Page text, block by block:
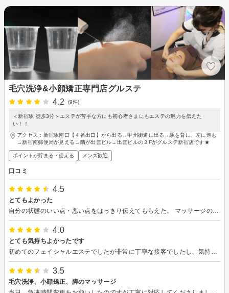
毛穴洗浄&小顔矯正専門店グルステ
4.2
(9件)
＜新宿駅 徒歩3分＞エステが苦手な方にも初心者さまにもエステの魅力を伝えた
い！！
アクセス：新宿駅南口【４番出口】から出る→甲州街道に出る→駅を背に、左に進む
→新宿南郵便局が見える→隣が出雲ビル→出雲ビルの３Fがグルステ新宿店です★
ポイントが貯まる・使える メンズ歓迎
口コミ
4.5
とてもよかった
自分の状態のいい点・悪い点をはっきり伝えてもらえた。 マッサージの強弱も細かく確認していただきながら丁寧に対応いただけた。
4.0
とても気持ちよかったです
3.5
毛穴洗浄、小顔矯正、脚のマッサージ